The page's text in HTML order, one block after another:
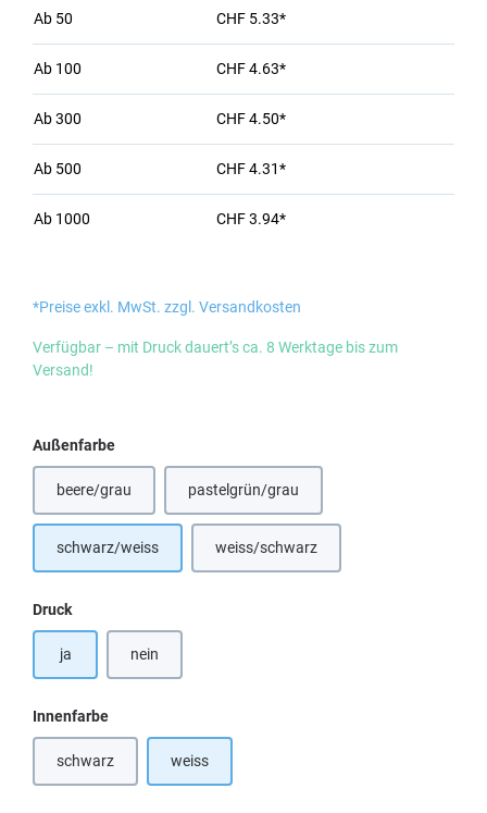
Ab 50 CHF 5.33*
Ab 100 CHF 4.63*
Ab300 CHF 4.50*
Ab 500 CHF 4.31*
Ab 1000 CHF 3.94*
*Preise exkl. MwSt. zzgl. Versandkosten
Verfügbar – mit Druck dauert’s ca. 8 Werktage bis zum
Versand!
Außenfarbeauswählen
beere/grau(Diese Option ist zurzeit nicht verfügbar.)
pastelgrün/grau(Diese Option ist zurzeit nicht verfügbar.)
schwarz/weiss weiss/schwarz(Diese Option ist zurzeit nicht
Druckauswählen
ja nein
Innenfarbeauswählen
schwarz(Diese Option ist zurzeit nicht verfügbar.)
weiss